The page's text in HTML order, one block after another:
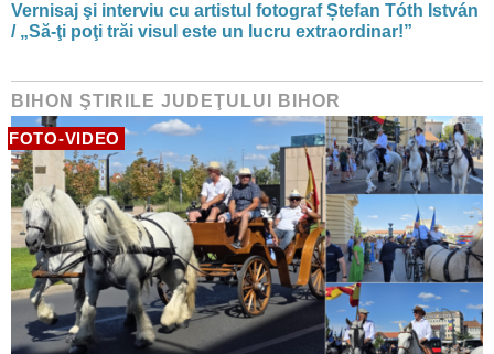
Vernisaj şi interviu cu artistul fotograf Ștefan Tóth István
/ „Să-ţi poţi trăi visul este un lucru extraordinar!”
BIHON ŞTIRILE JUDEŢULUI BIHOR
FOTO-VIDEO